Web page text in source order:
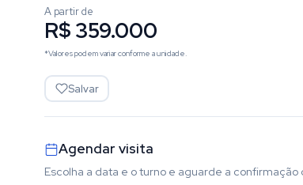
A partir de
R$ 359.000
*Valores podem variar conforme a unidade.
Salvar
Agendar visita
Escolha a data e o turno e aguarde a confirmação